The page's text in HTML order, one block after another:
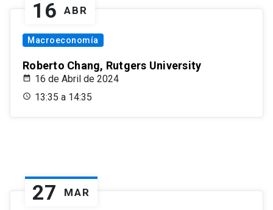
16 ABR
Macroeconomía
Roberto Chang, Rutgers University
16 de Abril de 2024
13:35 a 14:35
27 MAR